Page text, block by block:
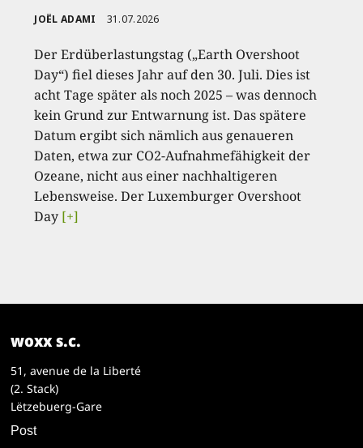
JOËL ADAMI 31.07.2026
Der Erdüberlastungstag („Earth Overshoot
Day“) fiel dieses Jahr auf den 30. Juli. Dies ist
acht Tage später als noch 2025 – was dennoch
kein Grund zur Entwarnung ist. Das spätere
Datum ergibt sich nämlich aus genaueren
Daten, etwa zur CO2-Aufnahmefähigkeit der
Ozeane, nicht aus einer nachhaltigeren
Lebensweise. Der Luxemburger Overshoot
Day [+]
woxx s.c.
51, avenue de la Liberté
(2. Stack)
Lëtzebuerg-Gare
Post